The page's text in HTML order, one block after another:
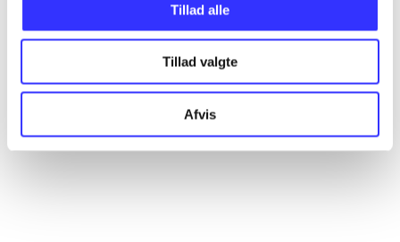
Tillad alle
Tillad valgte
Afvis